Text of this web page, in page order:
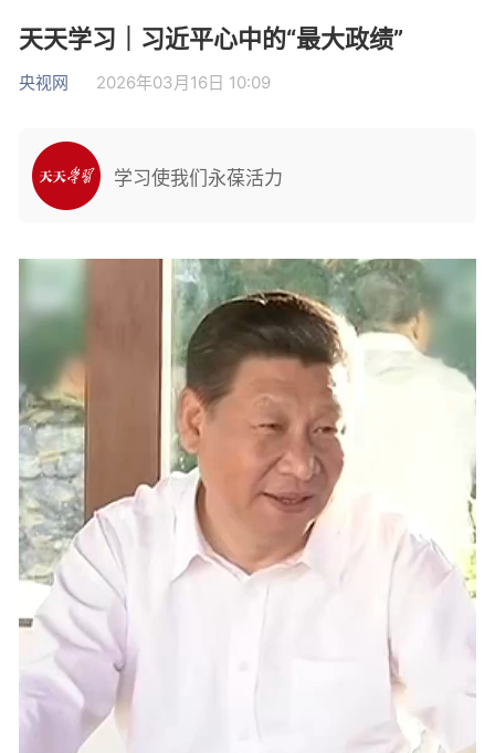
天天学习｜习近平心中的“最大政绩”
央视网 2026年03月16日 10:09
学习使我们永葆活力